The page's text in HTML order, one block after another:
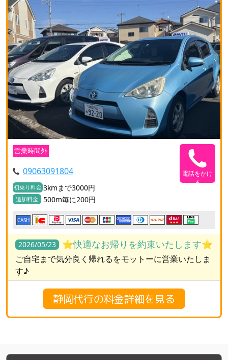
営業時間外
09063091804
初乗り料金 3kmまで3000円
追加料金 500m毎に200円
電話をかけ
る
CASH
2026/05/23 ⭐️快適なお帰りを約束いたします⭐️
ご自宅まで気分良く帰れるをモットーに営業いたしま
す♪
静岡代行の料金詳細を見る